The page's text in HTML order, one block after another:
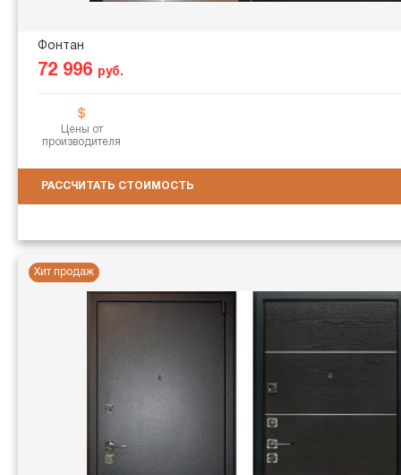
Фонтан
72 996 руб.
Цены от
производителя
РАССЧИТАТЬ СТОИМОСТЬ
Хит продаж